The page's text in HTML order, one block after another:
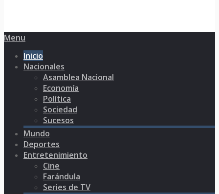
Menu
Inicio
Nacionales
Asamblea Nacional
Economía
Política
Sociedad
Sucesos
Mundo
Deportes
Entretenimiento
Cine
Farándula
Series de TV